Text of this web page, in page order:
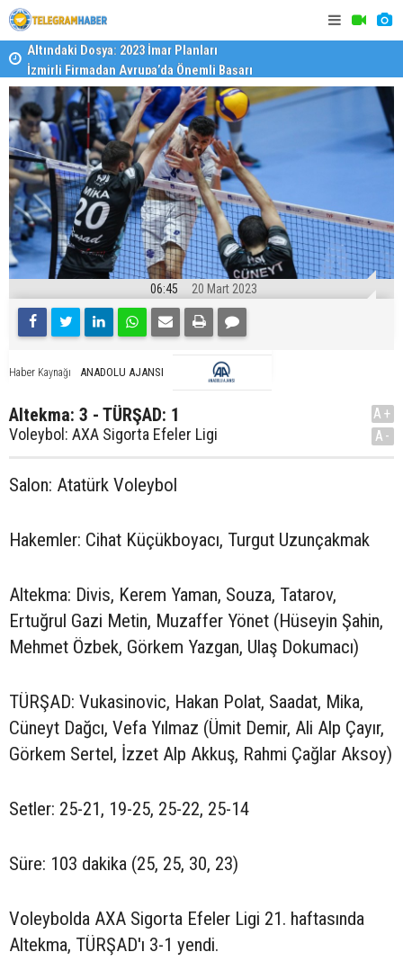
İzmirli Firmadan Avrupa’da Önemli Başarı
Devlet
06:45 20 Mart 2023
Haber Kaynağı ANADOLU AJANSI
Altekma: 3 - TÜRŞAD: 1
Voleybol: AXA Sigorta Efeler Ligi
A+
A-
Salon: Atatürk Voleybol
Hakemler: Cihat Küçükboyacı, Turgut Uzunçakmak
Altekma: Divis, Kerem Yaman, Souza, Tatarov,
Ertuğrul Gazi Metin, Muzaffer Yönet (Hüseyin Şahin,
Mehmet Özbek, Görkem Yazgan, Ulaş Dokumacı)
TÜRŞAD: Vukasinovic, Hakan Polat, Saadat, Mika,
Cüneyt Dağcı, Vefa Yılmaz (Ümit Demir, Ali Alp Çayır,
Görkem Sertel, İzzet Alp Akkuş, Rahmi Çağlar Aksoy)
Setler: 25-21, 19-25, 25-22, 25-14
Süre: 103 dakika (25, 25, 30, 23)
Voleybolda AXA Sigorta Efeler Ligi 21. haftasında
Altekma, TÜRŞAD'ı 3-1 yendi.